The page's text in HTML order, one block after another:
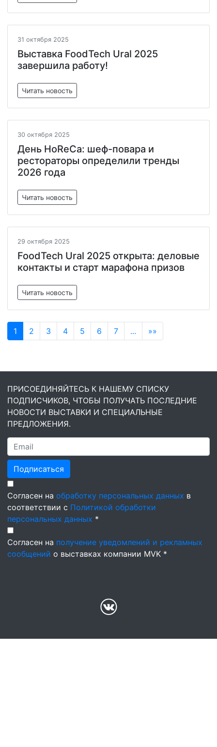
31 октября 2025
Выставка FoodTech Ural 2025
завершила работу!
Читать новость
30 октября 2025
День HoReCa: шеф-повара и
рестораторы определили тренды
2026 года
Читать новость
29 октября 2025
FoodTech Ural 2025 открыта: деловые
контакты и старт марафона призов
Читать новость
1 2 3 4 5 6 7 ... »»
ПРИСОЕДИНЯЙТЕСЬ К НАШЕМУ СПИСКУ
ПОДПИСЧИКОВ, ЧТОБЫ ПОЛУЧАТЬ ПОСЛЕДНИЕ
НОВОСТИ ВЫСТАВКИ И СПЕЦИАЛЬНЫЕ
ПРЕДЛОЖЕНИЯ.
Подписаться
Согласен на обработку персональных данных в
соответствии с Политикой обработки
персональных данных *
Согласен на получение уведомлений и рекламных
сообщений о выставках компании MVK *